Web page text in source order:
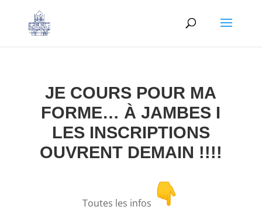
JE COURS POUR MA
FORME… À JAMBES I
LES INSCRIPTIONS
OUVRENT DEMAIN !!!!
Toutes les infos